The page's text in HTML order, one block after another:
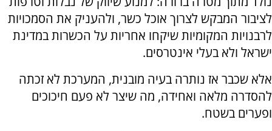
לציבור המבקש לצרוך אוכל כשר, ולהעניק את הסמכויות
לרבנויות המקומיות שיקחו אחריות על הכשרות במדינת
ישראל ולא בעלי אינטרסים.
אלא שכבר אז נותרה בעיה מובנית, המערכת לא זכתה
להסדרה מלאה ואחידה, מה שיצר לא פעם חיכוכים
ופערים בשטח.